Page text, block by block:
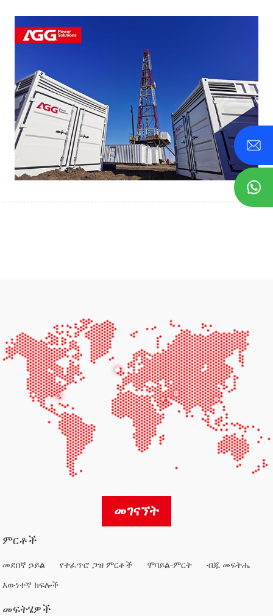
መገናኘት
ምርቶች
መደበኛ ኃይል የተፈጥሮ ጋዝ ምርቶች ሞባይል-ምርት
ብጁ መፍትሔ
እውነተኛ ክፍሎች
መፍትሄዎች